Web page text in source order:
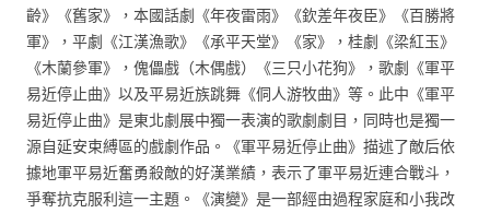
齡》《舊家》，本國話劇《年夜雷雨》《欽差年夜臣》《百勝將
軍》，平劇《江漢漁歌》《承平天堂》《家》，桂劇《梁紅玉》
《木蘭參軍》，傀儡戲（木偶戲）《三只小花狗》，歌劇《軍平
易近停止曲》以及平易近族跳舞《侗人游牧曲》等。此中《軍平
易近停止曲》是東北劇展中獨一表演的歌劇劇目，同時也是獨一
源自延安束縛區的戲劇作品。《軍平易近停止曲》描述了敵后依
據地軍平易近奮勇殺敵的好漢業績，表示了軍平易近連合戰斗，
爭奪抗克服利這一主題。《演變》是一部經由過程家庭和小我改